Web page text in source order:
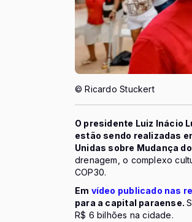
© Ricardo Stuckert
O presidente Luiz Inácio
estão sendo realizadas
Unidas sobre Mudança
drenagem, o complexo
COP30.
Em vídeo publicado nas
para a capital paraense.
R$ 6 bilhões na cidade.